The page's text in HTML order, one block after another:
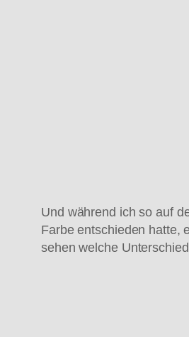
Und während ich so auf
Farbe entschieden hatte,
sehen welche